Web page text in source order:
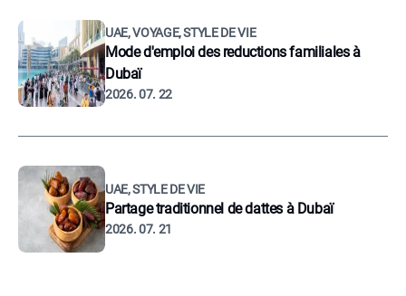
UAE, VOYAGE, STYLE DE VIE
Mode d'emploi des reductions familiales à
Dubaï
2026. 07. 22
UAE, STYLE DE VIE
Partage traditionnel de dattes à Dubaï
2026. 07. 21